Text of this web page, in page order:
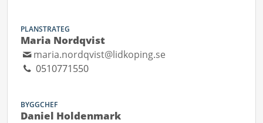
PLANSTRATEG
Maria Nordqvist
maria.nordqvist@lidkoping.se
0510771550
BYGGCHEF
Daniel Holdenmark